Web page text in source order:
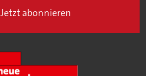
Jetzt abonnieren